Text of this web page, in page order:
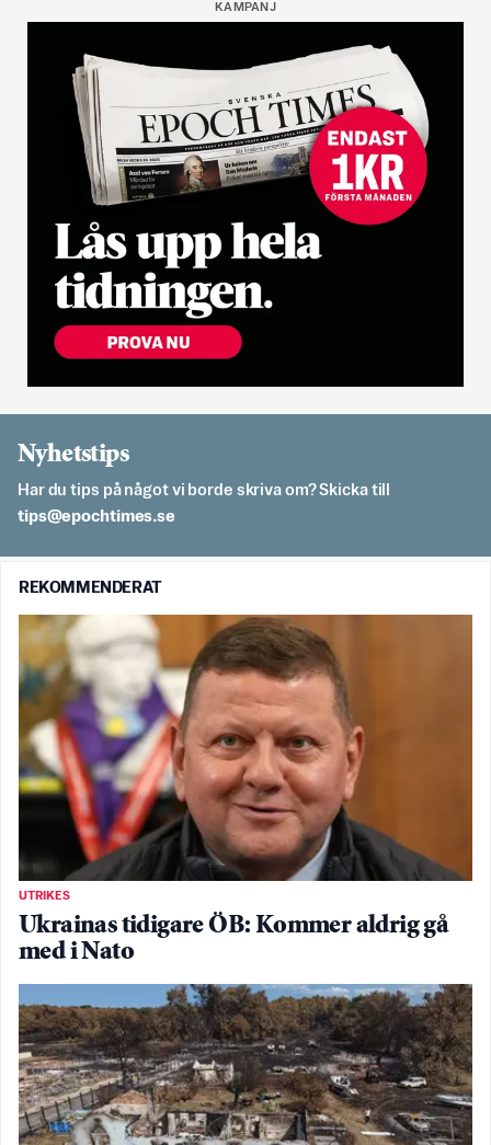
KAMPANJ
Nyhetstips
Har du tips på något vi borde skriva om? Skicka till
es.semithcope@spit
REKOMMENDERAT
UTRIKES
Ukrainas tidigare ÖB: Kommer aldrig gå
med i Nato